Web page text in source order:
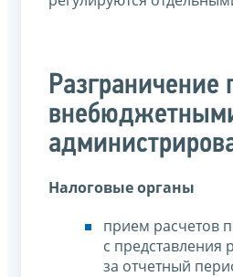
Налоговые органы
прием расчетов
с представления
за отчетный